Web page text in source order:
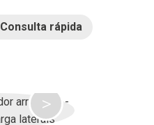
Consulta rápida